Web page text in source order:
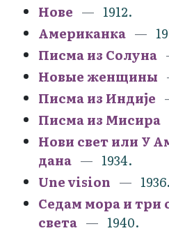
Нове
1912.
Американка
Писма из Солуна
Новые женщины
Писма из Индије
Писма из Мисира
Нови свет или У
дана
1934.
Une vision
1936.
Седам мора и три
света
1940.